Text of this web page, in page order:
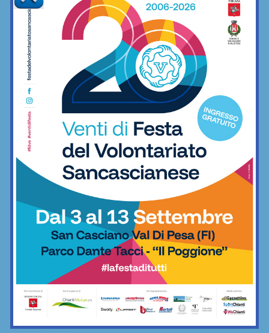
Calcio
giocherà in Serie D nella prossima
stagione
Calcio
Poggibonsi, il nuovo allenatore per
l’Eccellenza è Marco Guidi
Calcio
È ripescaggio: il Grassina fa festa e
torna in Serie D dopo 5 anni
San Polo, un Niccolò Nocentini in più…
nel motore: altro nuovo acquisto
Poggibonsi, prime mosse: Fusci
confermato direttore tecnico. In serata
presentazione del nuovo allenatore
Calcio
La Virtus Lilliano e il ripescaggio in
Seconda: “Una gioia immensa. Pronti
ad affrontare la nuova avventura”